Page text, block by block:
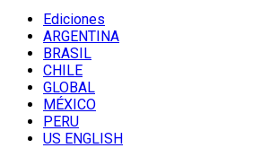
Ediciones
ARGENTINA
BRASIL
CHILE
GLOBAL
MÉXICO
PERU
US ENGLISH